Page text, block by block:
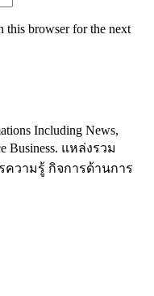
this browser for the next
Including News,
Business. แหล่งรวม
ความรู้ กิจการด้านการ